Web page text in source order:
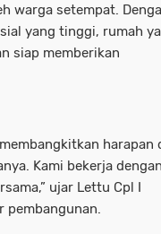
warga setempat.
yang tinggi, rumah
siap memberikan
harapan
Kami bekerja dengan
ujar Lettu Cpl I
pembangunan.